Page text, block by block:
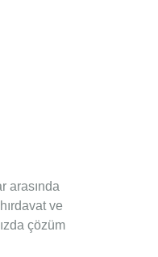
arasında
ve
çözüm